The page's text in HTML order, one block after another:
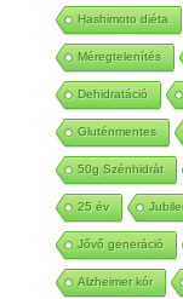
Hashimoto diéta
Méregtelenítés
Dehidratáció
Gluténmentes
50g Szénhidrát
25 év
Jővő generáció
Alzheimer kór